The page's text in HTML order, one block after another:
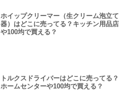
ホイップクリーマー（生クリーム泡立て
器）はどこに売ってる？キッチン用品店
や100均で買える？
トルクスドライバーはどこに売ってる？
ホームセンターや100均で買える？